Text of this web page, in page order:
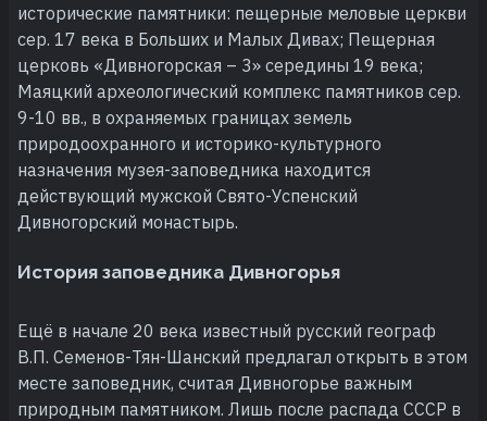
исторические памятники: пещерные меловые церкви
сер. 17 века в Больших и Малых Дивах; Пещерная
церковь «Дивногорская – 3» середины 19 века;
Маяцкий археологический комплекс памятников сер.
9-10 вв., в охраняемых границах земель
природоохранного и историко-культурного
назначения музея-заповедника находится
действующий мужской Свято-Успенский
Дивногорский монастырь.
История заповедника Дивногорья
Ещё в начале 20 века известный русский географ
В.П. Семенов-Тян-Шанский предлагал открыть в этом
месте заповедник, считая Дивногорье важным
природным памятником. Лишь после распада СССР в